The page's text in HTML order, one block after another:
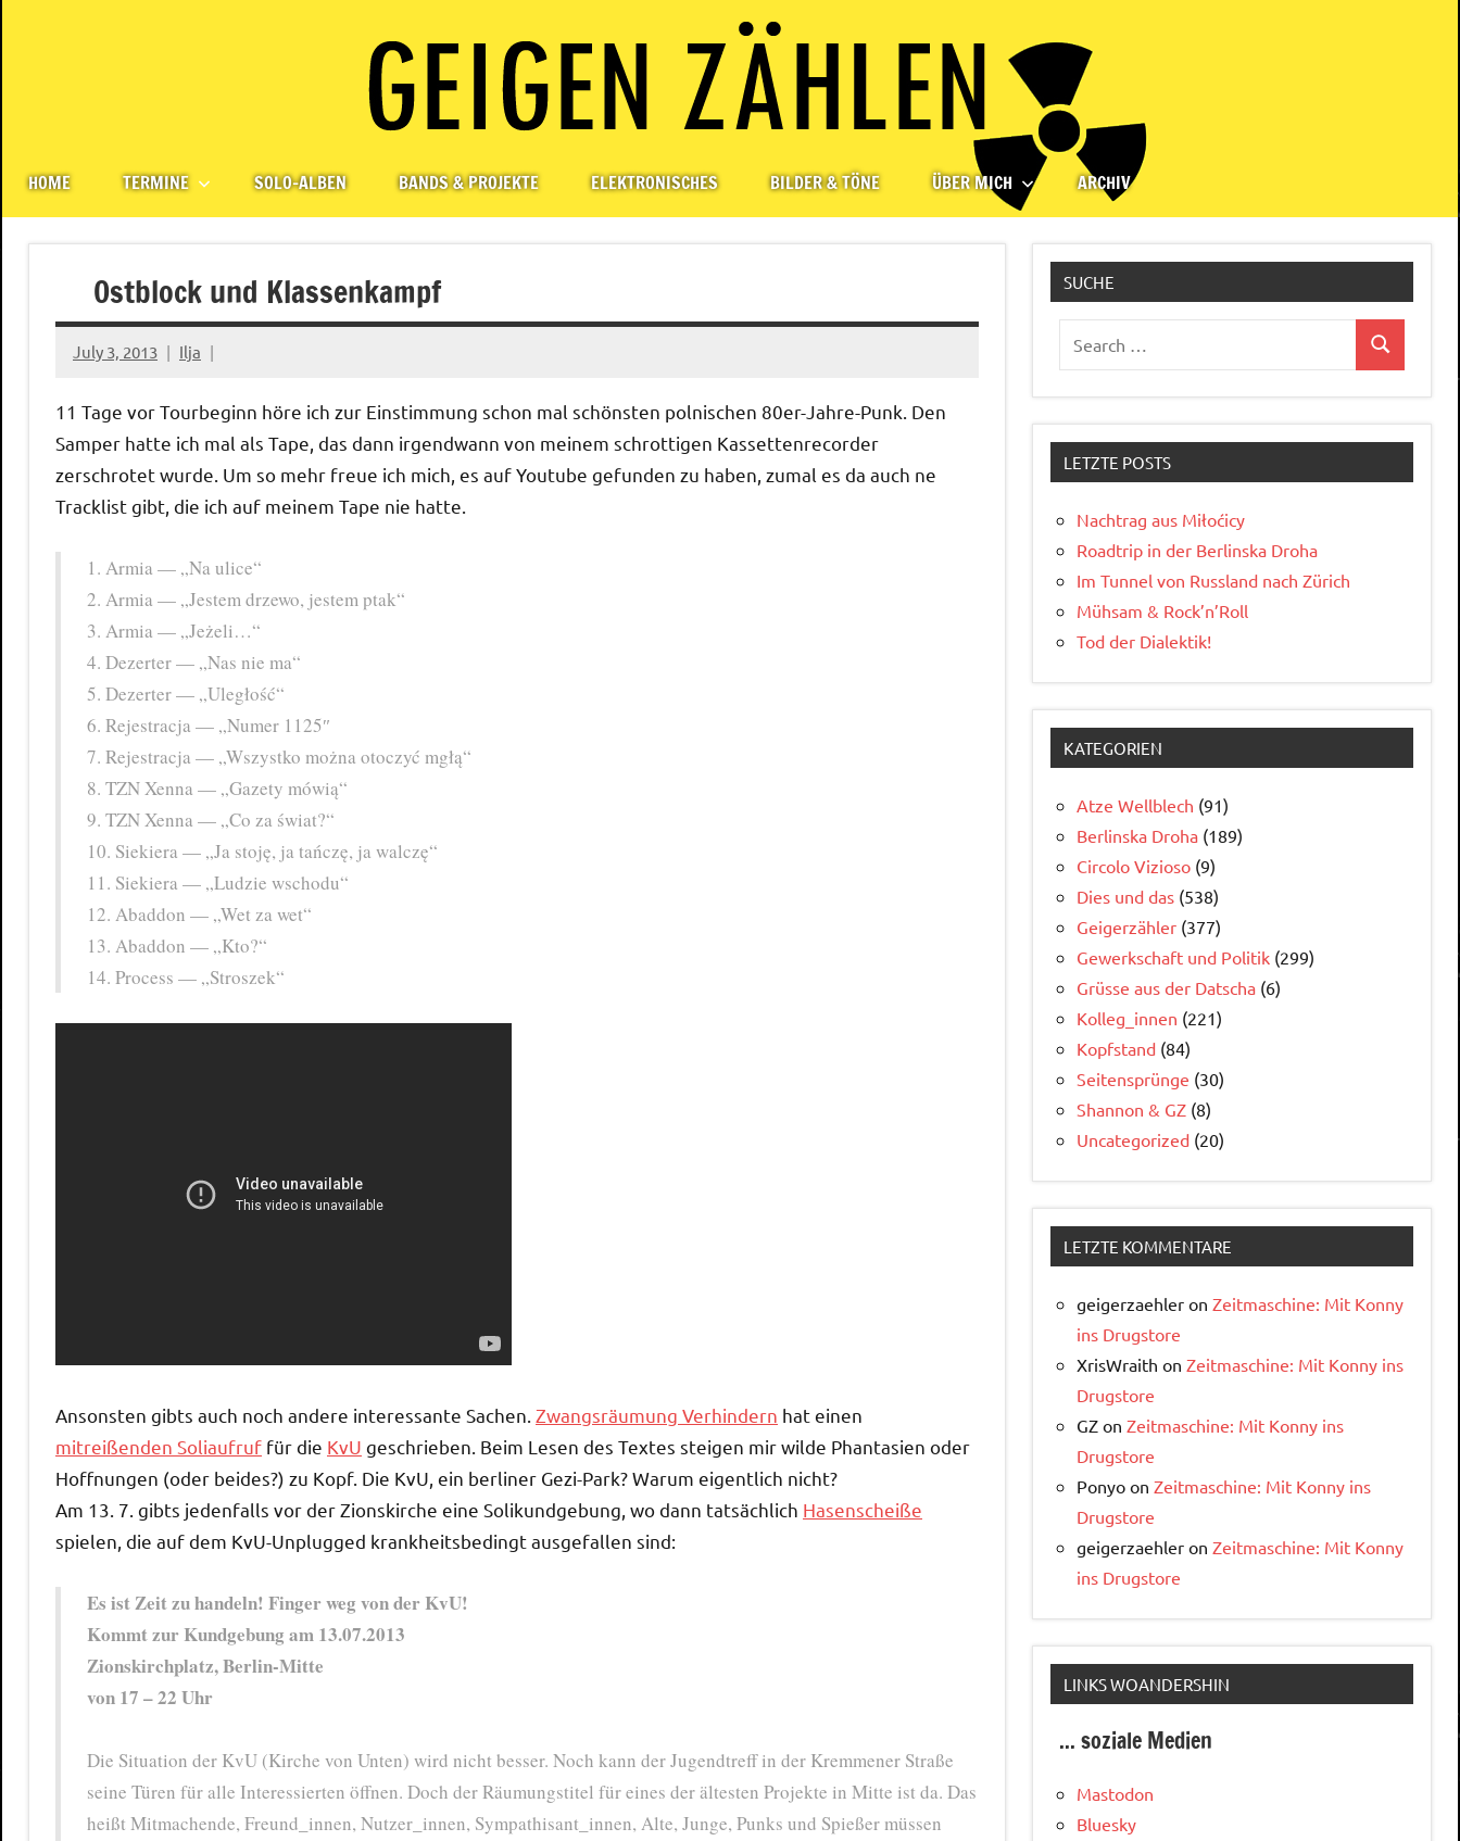
Geigerzähler
HOME TERMINE SOLO-ALBEN BANDS & PROJEKTE ELEKTRONISCHES BILDER & TÖNE ÜBER MICH ARCHIV
Ostblock und Klassenkampf
July 3, 2013 Ilja
11 Tage vor Tourbeginn höre ich zur Einstimmung schon mal schönsten polnischen 80er-Jahre-Punk. Den
Samper hatte ich mal als Tape, das dann irgendwann von meinem schrottigen Kassettenrecorder
zerschrotet wurde. Um so mehr freue ich mich, es auf Youtube gefunden zu haben, zumal es da auch ne
Tracklist gibt, die ich auf meinem Tape nie hatte.
1. Armia — „Na ulice“
2. Armia — „Jestem drzewo, jestem ptak“
3. Armia — „Jeżeli…“
4. Dezerter — „Nas nie ma“
5. Dezerter — „Uległość“
6. Rejestracja — „Numer 1125″
7. Rejestracja — „Wszystko można otoczyć mgłą“
8. TZN Xenna — „Gazety mówią“
9. TZN Xenna — „Co za świat?“
10. Siekiera — „Ja stoję, ja tańczę, ja walczę“
11. Siekiera — „Ludzie wschodu“
12. Abaddon — „Wet za wet“
13. Abaddon — „Kto?“
14. Process — „Stroszek“
Ansonsten gibts auch noch andere interessante Sachen. Zwangsräumung Verhindern hat einen
mitreißenden Soliaufruf für die KvU geschrieben. Beim Lesen des Textes steigen mir wilde Phantasien oder
Hoffnungen (oder beides?) zu Kopf. Die KvU, ein berliner Gezi-Park? Warum eigentlich nicht?
Am 13. 7. gibts jedenfalls vor der Zionskirche eine Solikundgebung, wo dann tatsächlich Hasenscheiße
spielen, die auf dem KvU-Unplugged krankheitsbedingt ausgefallen sind:
Es ist Zeit zu handeln! Finger weg von der KvU!
Kommt zur Kundgebung am 13.07.2013
Zionskirchplatz, Berlin-Mitte
von 17 – 22 Uhr
Die Situation der KvU (Kirche von Unten) wird nicht besser. Noch kann der Jugendtreff in der Kremmener Straße
seine Türen für alle Interessierten öffnen. Doch der Räumungstitel für eines der ältesten Projekte in Mitte ist da. Das
heißt Mitmachende, Freund_innen, Nutzer_innen, Sympathisant_innen, Alte, Junge, Punks und Spießer müssen
SUCHE
for:
Search
LETZTE POSTS
Nachtrag aus Miłoćicy
Roadtrip in der Berlinska Droha
Im Tunnel von Russland nach Zürich
Mühsam & Rock’n’Roll
Tod der Dialektik!
KATEGORIEN
Atze Wellblech (91)
Berlinska Droha (189)
Circolo Vizioso (9)
Dies und das (538)
Geigerzähler (377)
Gewerkschaft und Politik (299)
Grüsse aus der Datscha (6)
Kolleg_innen (221)
Kopfstand (84)
Seitensprünge (30)
Shannon & GZ (8)
Uncategorized (20)
LETZTE KOMMENTARE
geigerzaehler on Zeitmaschine: Mit Konny
ins Drugstore
XrisWraith on Zeitmaschine: Mit Konny ins
Drugstore
GZ on Zeitmaschine: Mit Konny ins
Drugstore
Ponyo on Zeitmaschine: Mit Konny ins
Drugstore
geigerzaehler on Zeitmaschine: Mit Konny
ins Drugstore
LINKS WOANDERSHIN
... soziale Medien
Mastodon
Bluesky